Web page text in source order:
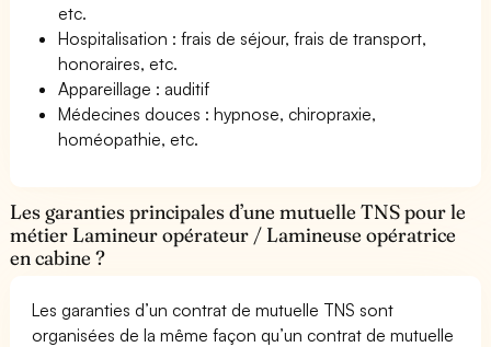
etc.
Hospitalisation : frais de séjour, frais de transport,
honoraires, etc.
Appareillage : auditif
Médecines douces : hypnose, chiropraxie,
homéopathie, etc.
Les garanties principales d’une mutuelle TNS pour le
métier Lamineur opérateur / Lamineuse opératrice
en cabine ?
Les garanties d’un contrat de mutuelle TNS sont
organisées de la même façon qu’un contrat de mutuelle